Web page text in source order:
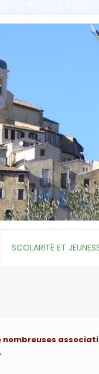
SCOLARITÉ ET
nombreuses